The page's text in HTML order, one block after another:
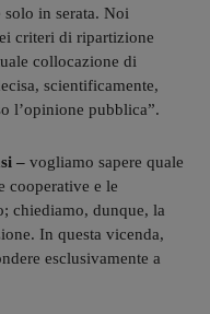
in serata. Noi
criteri di ripartizione
collocazione di
scientificamente,
l’opinione pubblica”.
– vogliamo sapere quale
cooperative e le
chiediamo, dunque, la
In questa vicenda,
esclusivamente a